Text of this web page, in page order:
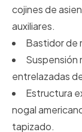
cojines de
auxiliares.
Bastidor de
Suspensión
entrelazadas
Estructura
nogal
tapizado.